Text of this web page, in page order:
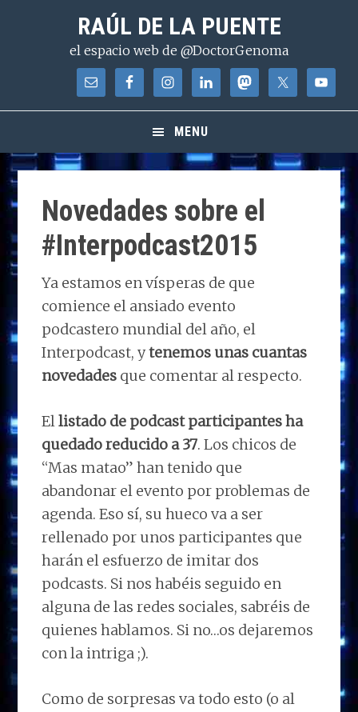
contenido
RAÚL DE LA PUENTE
el espacio web de @DoctorGenoma
MENU
Novedades sobre el
#Interpodcast2015
Ya estamos en vísperas de que
comience el ansiado evento
podcastero mundial del año, el
Interpodcast, ytenemos unas cuantas
novedades que comentar al respecto.
Ellistado de podcast participantes ha
quedado reducido a 37. Los chicos de
“Mas matao” han tenido que
abandonar el evento por problemas de
agenda. Eso sí, su hueco va a ser
rellenado por unos participantes que
harán el esfuerzo de imitar dos
podcasts. Si nos habéis seguido en
alguna de las redes sociales, sabréis de
quienes hablamos. Si no…os dejaremos
con la intriga ;).
Como de sorpresas va todo esto (o al